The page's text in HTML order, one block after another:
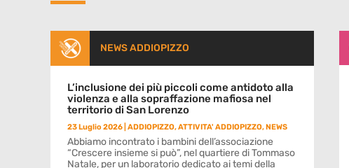
NEWS ADDIOPIZZO
L’inclusione dei più piccoli come antidoto alla
violenza e alla sopraffazione mafiosa nel
territorio di San Lorenzo
23 Luglio 2026 ADDIOPIZZO,ATTIVITA' ADDIOPIZZO,NEWS
Abbiamo incontrato i bambini dell’associazione
“Crescere insieme si può”, nel quartiere di Tommaso
Natale, per un laboratorio dedicato ai temi della